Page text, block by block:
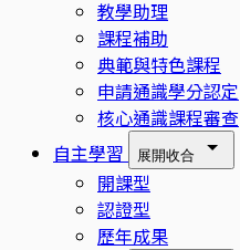
教學助理
課程補助
典範與特色課程
申請通識學分認定
核心通識課程審查
自主學習
展開收合
開課型
認證型
歷年成果